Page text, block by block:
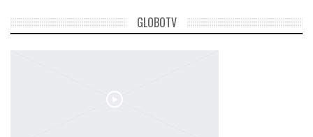
GLOBOTV